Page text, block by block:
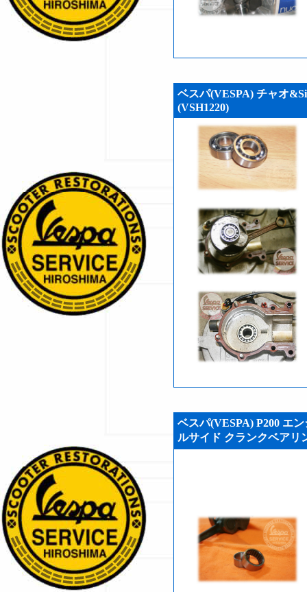
ベスパ(VESPA) チャオ
(VSH1220)
ベスパ(VESPA) P200 エ
ルサイド クランクベアリ